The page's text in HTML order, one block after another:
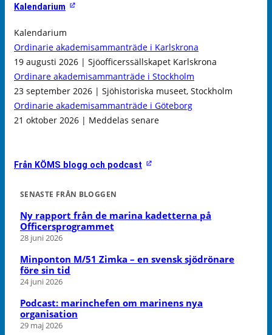
Kalendarium
Kalendarium
Ordinarie akademisammanträde i Karlskrona
19 augusti 2026 | Sjöofficerssällskapet Karlskrona
Ordinare akademisammanträde i Stockholm
23 september 2026 | Sjöhistoriska museet, Stockholm
Ordinarie akademisammanträde i Göteborg
21 oktober 2026 | Meddelas senare
Från KÖMS blogg och podcast
SENASTE FRÅN BLOGGEN
Ny rapport från de marina kadetterna på
Officersprogrammet
28 juni 2026
Minponton M/51 Zimka – en svensk sjödrönare
före sin tid
24 juni 2026
Podcast: marinchefen om marinens nya
organisation
29 maj 2026